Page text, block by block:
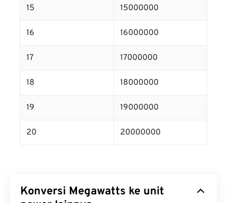
15 15000000
16 16000000
17 17000000
18 18000000
19 19000000
20 20000000
Konversi Megawatts ke unit